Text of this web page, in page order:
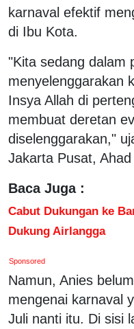
karnaval efektif
di Ibu Kota.
"Kita sedang dalam
menyelenggarakan
Insya Allah di
membuat deretan
diselenggarakan,"
Jakarta Pusat,
Baca Juga :
Cabut Dukungan ke
Dukung Airlangga
Sponsored
Namun, Anies
mengenai karnaval
Juli nanti itu. Di sisi